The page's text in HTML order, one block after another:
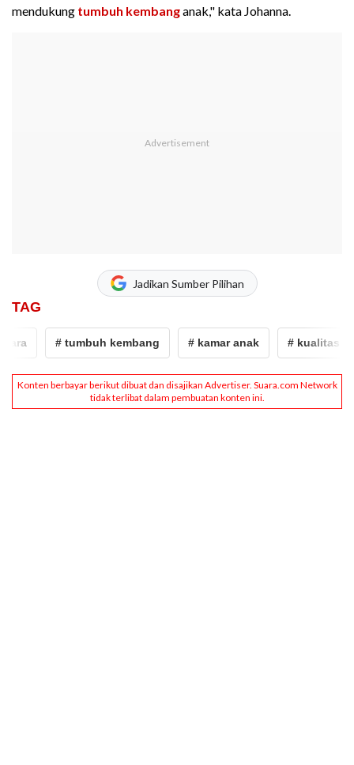
mendukung tumbuh kembanganak," kata Johanna.
Jadikan Sumber Pilihan
TAG
# tumbuh kembang # kamar anak # kualitas